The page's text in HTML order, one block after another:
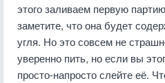
этого заливаем первую
заметите, что она будет
угля. Но это совсем не
уверенно пить, но если вы
просто-напросто слейте её.